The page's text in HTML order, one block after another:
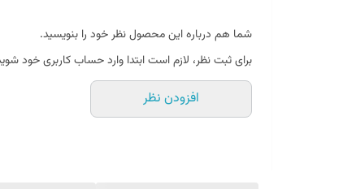
شما هم درباره این محصول نظر خود را بنویسید.
برای ثبت نظر، لازم است ابتدا وارد حساب کاربری خود
افزودن نظر